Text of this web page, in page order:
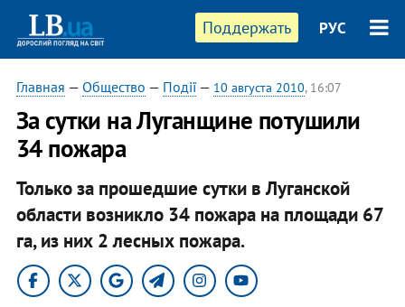
Поддержать РУС
Главная — Общество — Події— 10 августа 2010, 16:07
За сутки на Луганщине потушили
34 пожара
Только за прошедшие сутки в Луганской
области возникло 34 пожара на площади 67
га, из них 2 лесных пожара.